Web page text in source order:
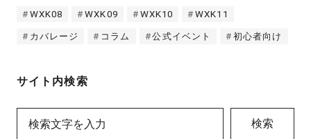
WXK08 WXK09 WXK10 WXK11
カバレージ コラム 公式イベント 初心者向け
サイト内検索
検索